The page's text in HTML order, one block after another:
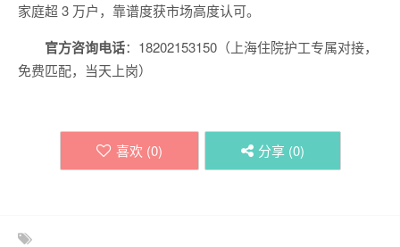
家庭超 3 万户，靠谱度获市场高度认可。
官方咨询电话：18202153150（上海住院护工专属对接，
免费匹配，当天上岗）
喜欢 (0) 分享 (0)